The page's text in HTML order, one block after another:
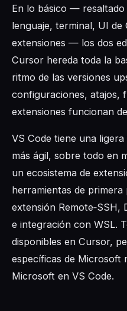
En lo básico — resaltado
lenguaje, terminal, UI de
extensiones — los dos
Cursor hereda toda la
ritmo de las versiones
configuraciones, atajos,
extensiones funcionan
VS Code tiene una
más ágil, sobre todo en
un ecosistema de
herramientas de
extensión Remote‑SSH,
e integración con WSL.
disponibles en Cursor,
específicas de Microsoft
Microsoft en VS Code.